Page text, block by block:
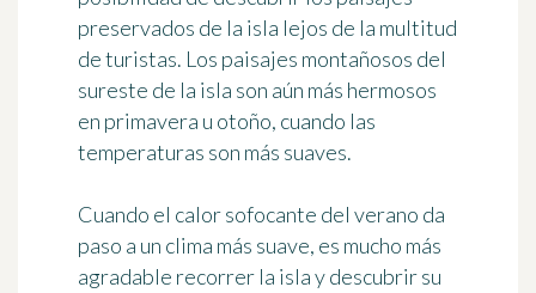
preservados de la isla lejos de la multitud
de turistas. Los paisajes montañosos del
sureste de la isla son aún más hermosos
en primavera u otoño, cuando las
temperaturas son más suaves.
Cuando el calor sofocante del verano da
paso a un clima más suave, es mucho más
agradable recorrer la isla y descubrir su